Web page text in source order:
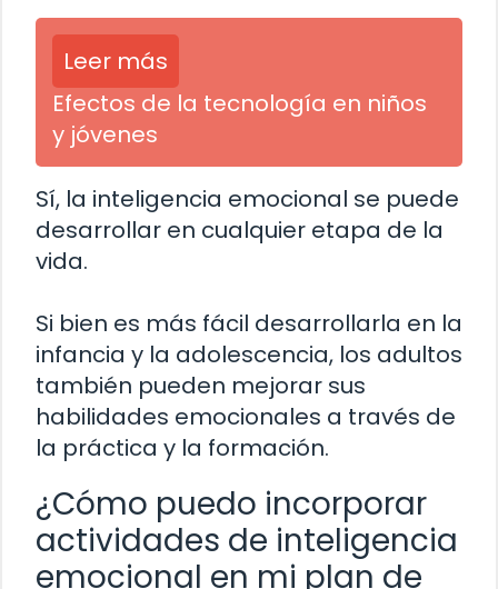
Leer más
Efectos de la tecnología en niños
y jóvenes
Sí, la inteligencia emocional se puede
desarrollar en cualquier etapa de la
vida.
Si bien es más fácil desarrollarla en la
infancia y la adolescencia, los adultos
también pueden mejorar sus
habilidades emocionales a través de
la práctica y la formación.
¿Cómo puedo incorporar
actividades de inteligencia
emocional en mi plan de